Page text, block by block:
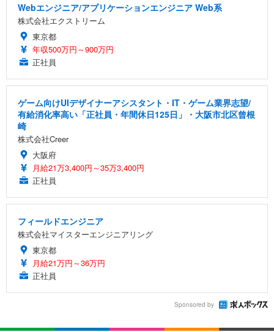
Webエンジニア/アプリケーションエンジニア Web系
株式会社エクストリーム
東京都
年収500万円～900万円
正社員
ゲーム向けUIデザイナーアシスタント・IT・ゲーム業界志望/
有給消化率高い「正社員・年間休日125日」・大阪市北区曾根
崎
株式会社Creer
大阪府
月給21万3,400円～35万3,400円
正社員
フィールドエンジニア
株式会社マイスターエンジニアリング
東京都
月給21万円～36万円
正社員
Sponsored by